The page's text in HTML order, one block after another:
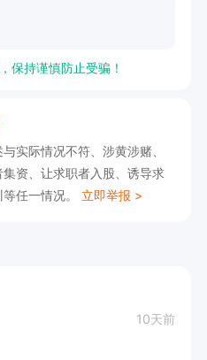
种报表；
队协作精神，抗压性
保持谨慎防止受骗！
实际情况不符、涉黄涉赌、
资、让求职者入股、诱导求
任一情况。 立即举报 >
10天前